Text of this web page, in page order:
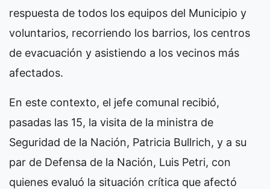
respuesta de todos los equipos del Municipio y
voluntarios, recorriendo los barrios, los centros
de evacuación y asistiendo a los vecinos más
afectados.
En este contexto, el jefe comunal recibió,
pasadas las 15, la visita de la ministra de
Seguridad de la Nación, Patricia Bullrich, y a su
par de Defensa de la Nación, Luis Petri, con
quienes evaluó la situación crítica que afectó